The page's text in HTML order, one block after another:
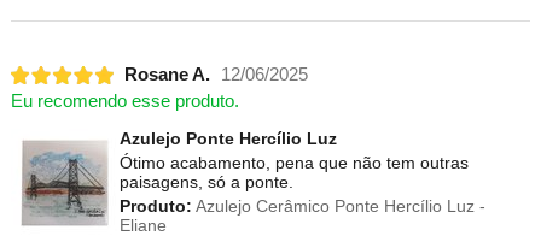
Rosane A.
12/06/2025
Eu recomendo esse produto.
Azulejo Ponte Hercílio Luz
Ótimo acabamento, pena que não tem outras
paisagens, só a ponte.
Produto: Azulejo Cerâmico Ponte Hercílio Luz -
Eliane